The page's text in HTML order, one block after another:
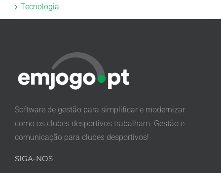
Tecnologia
Software de gestão para simplificar e modernizar
como os clubes desportivos trabalham. Gestão e
comunicação para clubes desportivos!
SIGA-NOS